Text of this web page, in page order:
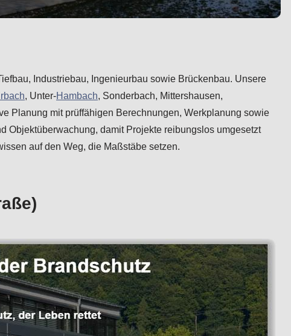
Industriebau, Ingenieurbau sowie Brückenbau. Unsere
, Unter-Hambach, Sonderbach, Mittershausen,
Planung mit prüffähigen Berechnungen, Werkplanung sowie
Objektüberwachung, damit Projekte reibungslos umgesetzt
auf den Weg, die Maßstäbe setzen.